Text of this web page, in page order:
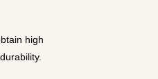
high